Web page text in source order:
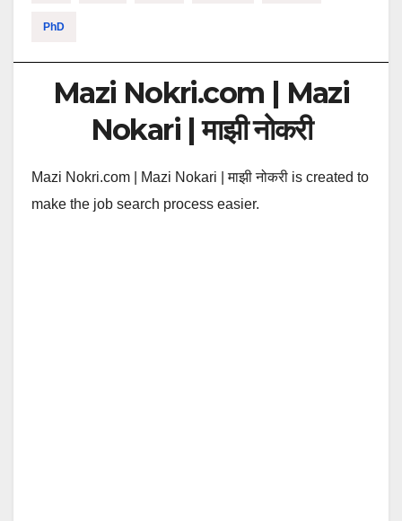
PhD
Mazi Nokri.com | Mazi
Nokari | माझी नोकरी
Mazi Nokri.com | Mazi Nokari | माझी नोकरी is created to
make the job search process easier.